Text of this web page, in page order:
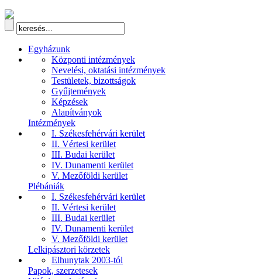
Egyházunk
Központi intézmények
Nevelési, oktatási intézmények
Testületek, bizottságok
Gyűjtemények
Képzések
Alapítványok
Intézmények
I. Székesfehérvári kerület
II. Vértesi kerület
III. Budai kerület
IV. Dunamenti kerület
V. Mezőföldi kerület
Plébániák
I. Székesfehérvári kerület
II. Vértesi kerület
III. Budai kerület
IV. Dunamenti kerület
V. Mezőföldi kerület
Lelkipásztori körzetek
Elhunytak 2003-tól
Papok, szerzetesek